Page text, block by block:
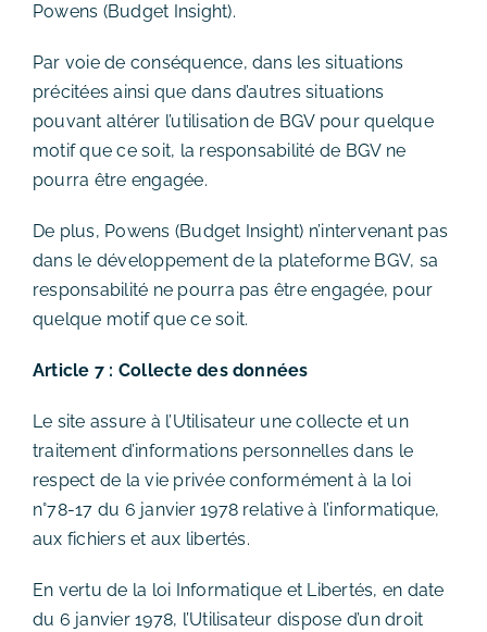
Powens (Budget Insight).
Par voie de conséquence, dans les situations
précitées ainsi que dans d’autres situations
pouvant altérer l’utilisation de BGV pour quelque
motif que ce soit, la responsabilité de BGV ne
pourra être engagée.
De plus, Powens (Budget Insight) n’intervenant pas
dans le développement de la plateforme BGV, sa
responsabilité ne pourra pas être engagée, pour
quelque motif que ce soit.
Article 7 : Collecte des données
Le site assure à l’Utilisateur une collecte et un
traitement d’informations personnelles dans le
respect de la vie privée conformément à la loi
n°78-17 du 6 janvier 1978 relative à l’informatique,
aux fichiers et aux libertés.
En vertu de la loi Informatique et Libertés, en date
du 6 janvier 1978, l’Utilisateur dispose d’un droit